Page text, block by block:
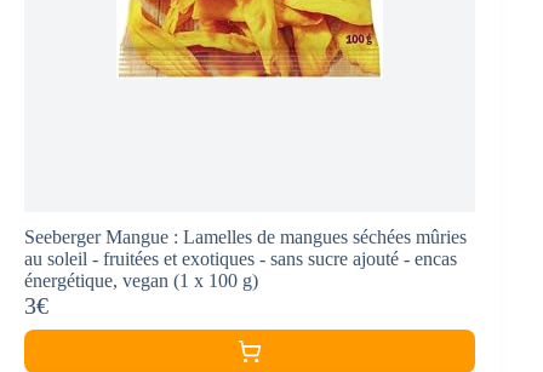
Seeberger Mangue : Lamelles de mangues séchées mûries
au soleil - fruitées et exotiques - sans sucre ajouté - encas
énergétique, vegan (1 x 100 g)
3€